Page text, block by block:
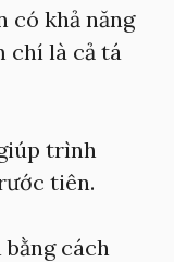
có khả năng
chí là cả tá
trình
tiên.
cách